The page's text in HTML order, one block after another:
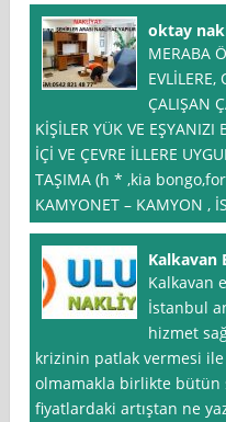
oktay
MERABA
ÇALIŞAN
KİŞİLER YÜK VE
İÇİ VE ÇEVRE İLLERE
TAŞIMA (h * ,kia
KAMYONET – KAMYON ,
Kalkavan
Kalkavan
İstanbul
hizmet
krizinin patlak vermesi
olmamakla birlikte bütün
fiyatlardaki artıştan ne